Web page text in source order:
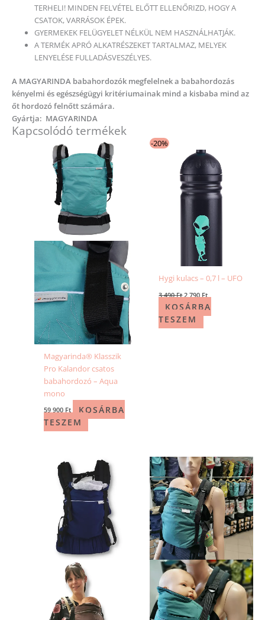
TERHELI! MINDEN FELVÉTEL ELŐTT ELLENŐRIZD, HOGY A
CSATOK, VARRÁSOK ÉPEK.
GYERMEKEK FELÜGYELET NÉLKÜL NEM HASZNÁLHATJÁK.
A TERMÉK APRÓ ALKATRÉSZEKET TARTALMAZ, MELYEK
LENYELÉSE FULLADÁSVESZÉLYES.
A MAGYARINDA babahordozók megfelelnek a babahordozás
kényelmi és egészségügyi kritériumainak mind a kisbaba mind az
őt hordozó felnőtt számára.
Gyártja: MAGYARINDA
Kapcsolódó termékek
Magyarinda® Klasszik
Pro Kalandor csatos
babahordozó – Aqua
mono
59 900 Ft
KOSÁRBA
TESZEM
-20%
Hygi kulacs – 0,7 l – UFO
3 490Ft
price
was:
3
490 Ft.
2 790 Ft
is:
2
790 Ft.
KOSÁRBA
TESZEM